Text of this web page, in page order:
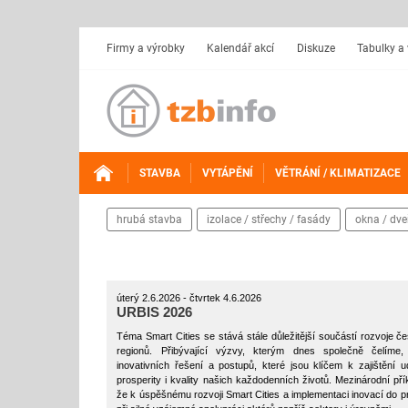
Firmy a výrobky Kalendář akcí Diskuze Tabulky a
STAVBA VYTÁPĚNÍ VĚTRÁNÍ / KLIMATIZACE
hrubá stavba izolace / střechy / fasády okna /
úterý 2.6.2026 - čtvrtek 4.6.2026
URBIS 2026
Téma Smart Cities se stává stále důležitější součástí rozvoje
regionů. Přibývající výzvy, kterým dnes společně
inovativních řešení a postupů, které jsou klíčem k zajištění
prosperity i kvality našich každodenních životů. Mezinárodní
že k úspěšnému rozvoji Smart Cities a implementaci inovací do